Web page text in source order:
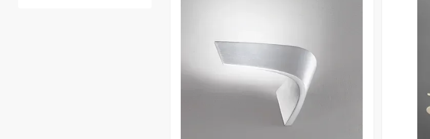
Серед колекцій Icone
використовуються для